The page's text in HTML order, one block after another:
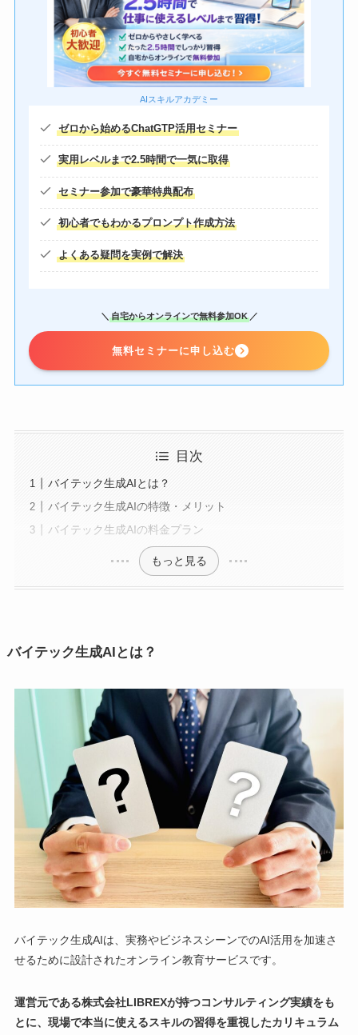
AIスキルアカデミー
ゼロから始めるChatGTP活用セミナー
実用レベルまで2.5時間で一気に取得
セミナー参加で豪華特典配布
初心者でもわかるプロンプト作成方法
よくある疑問を実例で解決
＼ 自宅からオンラインで無料参加OK／
無料セミナーに申し込む
目次
バイテック生成AIとは？
バイテック生成AIの特徴・メリット
バイテック生成AIの料金プラン
もっと見る
バイテック生成AIとは？
バイテック生成AIは、実務やビジネスシーンでのAI活用を加速さ
せるために設計されたオンライン教育サービスです。
運営元である株式会社LIBREXが持つコンサルティング実績をも
とに、現場で本当に使えるスキルの習得を重視したカリキュラム